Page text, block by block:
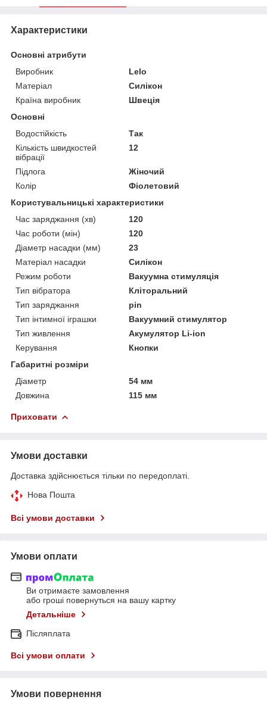
Характеристики
Основні атрибути
Виробник
Lelo
Матеріал
Силікон
Країна виробник
Швеція
Основні
Водостійкість
Так
Кількість швидкостей
вібрації
12
Підлога
Жіночий
Колір
Фіолетовий
Користувальницькі характеристики
Час заряджання (хв)
120
Час роботи (мін)
120
Діаметр насадки (мм)
23
Матеріал насадки
Силікон
Режим роботи
Вакуумна стимуляція
Тип вібратора
Кліторальний
Тип заряджання
pin
Тип інтимної іграшки
Вакуумний стимулятор
Тип живлення
Акумулятор Li-ion
Керування
Кнопки
Габаритні розміри
Діаметр
54 мм
Довжина
115 мм
Приховати
Умови доставки
Доставка здійснюється тільки по передоплаті.
Нова Пошта
Всі умови доставки
Умови оплати
Ви отримаєте замовлення
або гроші повернуться на вашу картку
Детальніше
Післяплата
Всі умови оплати
Умови повернення